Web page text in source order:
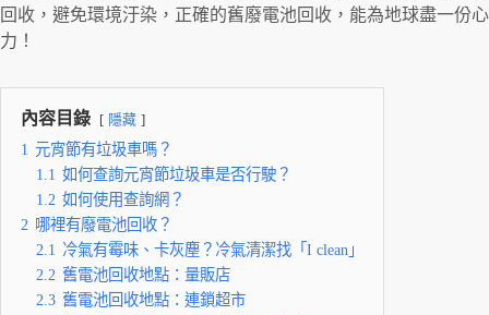
回收，避免環境汙染，正確的舊廢電池回收，能為地球盡一份心
力！
內容目錄 隱藏
1 元宵節有垃圾車嗎？
1.1 如何查詢元宵節垃圾車是否行駛？
1.2 如何使用查詢網？
2 哪裡有廢電池回收？
2.1 冷氣有霉味、卡灰塵？冷氣清潔找「I clean」
2.2 舊電池回收地點：量販店
2.3 舊電池回收地點：連鎖超市